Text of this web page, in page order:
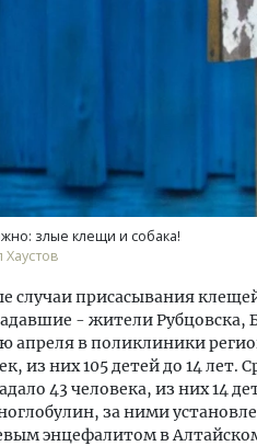
злые клещи и собака!
случаи присасывания
- жители Рубцовска,
апреля в поликлиники
из них 105 детей до 14
43 человека, из них 14
за ними
энцефалитом в
берега. Гендиректор
том, как девелоперу
на плаву, когда рынок